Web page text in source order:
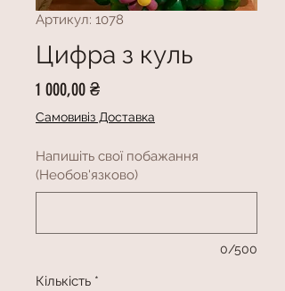
Артикул: 1078
Цифра з куль
1 000,00 ₴Ціна
Самовивіз Доставка
Напишіть свої побажання
(Необов'язково)
0/500
Кількість *